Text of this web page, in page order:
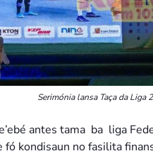
Serimónia lansa Taça da Liga
antes tama ba liga
fó kondisaun no fasilita